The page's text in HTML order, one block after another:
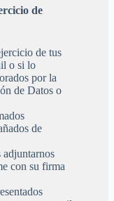
de
de tus
o si lo
por la
de Datos o
de
adjuntarnos
con su firma